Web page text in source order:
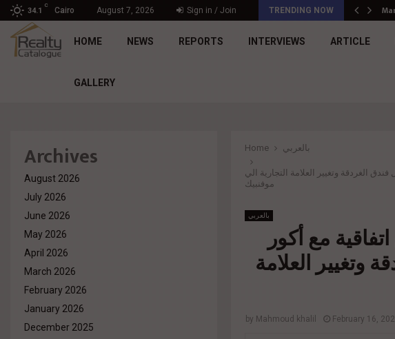
34.1
C
Cairo August 7, 2026 Sign in / Join TRENDING NOW د. محمد راشد: Market Dynamics أصبحت المعيار…
HOME NEWS REPORTS INTERVIEWS ARTICLE
GALLERY
Home بالعربي
الغردقة وتغيير العلامة التجارية الي
موفنبيك
بالعربي
مع أكور
وتغيير العلامة
by Mahmoud khalil February 16,
Archives
August 2026
July 2026
June 2026
May 2026
April 2026
March 2026
February 2026
January 2026
December 2025